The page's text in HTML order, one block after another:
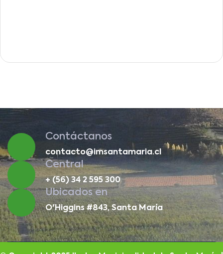
Contáctanos
contacto@imsantamaria.cl
Central
+ (56) 34 2 595 300
Ubicados en
O'Higgins #843, Santa María